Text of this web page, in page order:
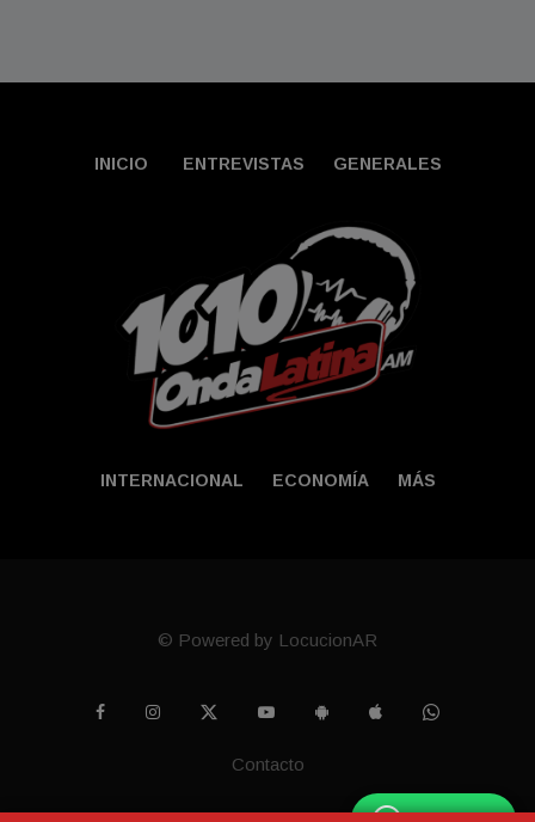
INICIO ENTREVISTAS GENERALES
INTERNACIONAL ECONOMÍA MÁS
© Powered by LocucionAR
Contacto